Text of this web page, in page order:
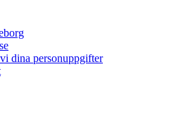
dina personuppgifter